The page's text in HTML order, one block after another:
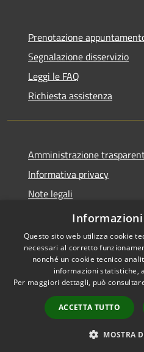
Prenotazione
Segnalazione disservizio
Leggi le FAQ
Richiesta assistenza
Amministrazione
Informativa privacy
Note legali
Dichiarazione di accessibilità
Accessibilità
Questo sito web utilizza cookie
necessari al corretto
nonché un cookie tecnico
informazioni statistiche,
Per maggiori dettagli, può
ACCETTA TUTTO
MOSTRA